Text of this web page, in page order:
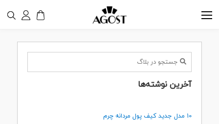
آخرین نوشته‌ها
10 مدل جدید کیف پول مردانه چرم